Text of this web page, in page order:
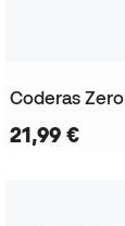
Coderas Zero
21,99 €